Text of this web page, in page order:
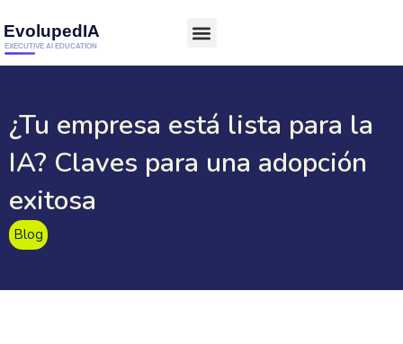
¿Tu empresa está lista para la
IA? Claves para una adopción
exitosa
Blog